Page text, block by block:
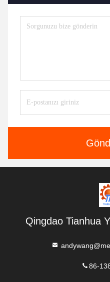
Qingdao Tianhua
86-